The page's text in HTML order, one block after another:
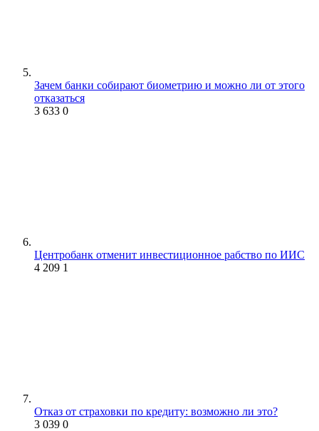
Зачем банки собирают биометрию и можно ли от этого
отказаться
3 633 0
Центробанк отменит инвестиционное рабство по ИИС
4 209 1
Отказ от страховки по кредиту: возможно ли это?
3 039 0